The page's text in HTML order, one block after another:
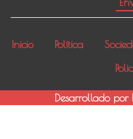
Inicio Política
Desarrollado